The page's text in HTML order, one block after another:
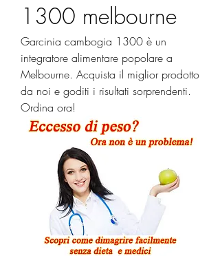
1300 melbourne
Garcinia cambogia 1300 è un
integratore alimentare popolare a
Melbourne. Acquista il miglior prodotto
da noi e goditi i risultati sorprendenti.
Ordina ora!